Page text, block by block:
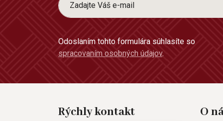
Odoslaním tohto formulára súhlasíte so
spracovaním osobných údajov.
Rýchly kontakt O